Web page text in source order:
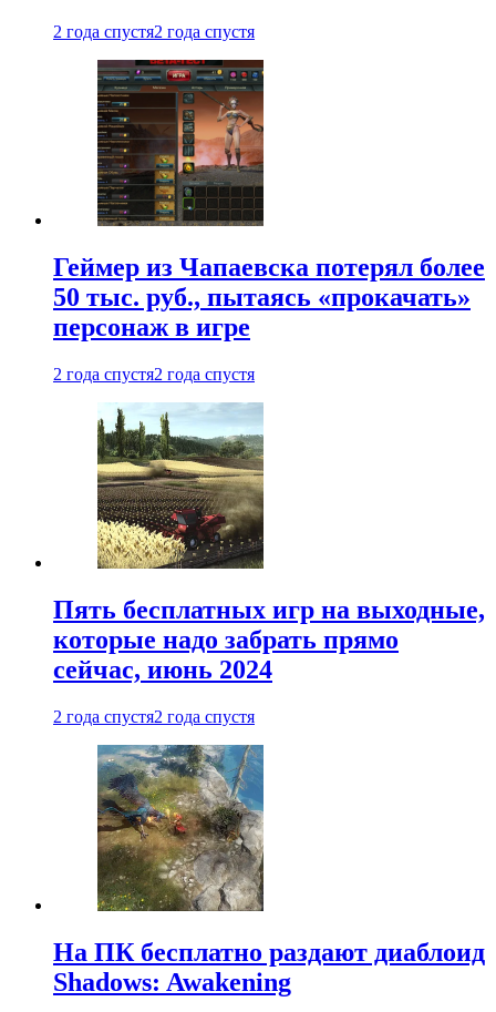
2 года спустя2 года спустя
Геймер из Чапаевска потерял более
50 тыс. руб., пытаясь «прокачать»
персонаж в игре
2 года спустя2 года спустя
Пять бесплатных игр на выходные,
которые надо забрать прямо
сейчас, июнь 2024
2 года спустя2 года спустя
На ПК бесплатно раздают диаблоид
Shadows: Awakening